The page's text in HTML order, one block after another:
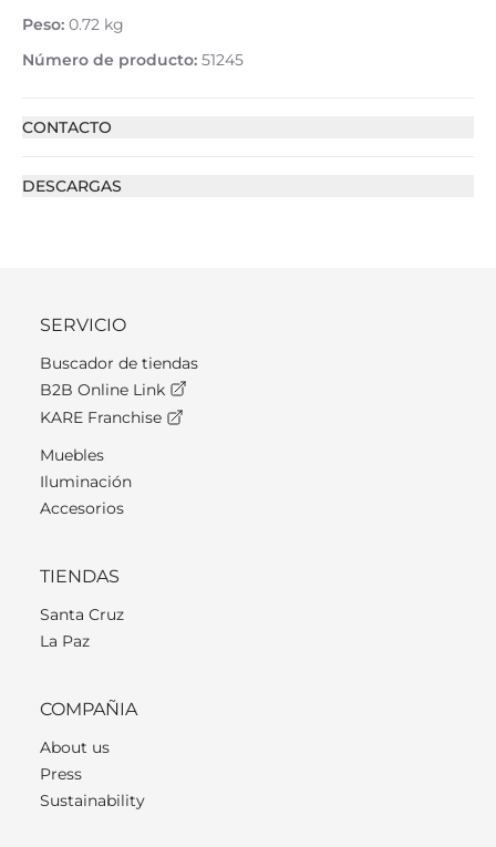
Peso: 0.72 kg
Número de producto: 51245
CONTACTO
DESCARGAS
SERVICIO
Buscador de tiendas
B2B Online Link
KARE Franchise
Muebles
Iluminación
Accesorios
TIENDAS
Santa Cruz
La Paz
COMPAÑIA
About us
Press
Sustainability